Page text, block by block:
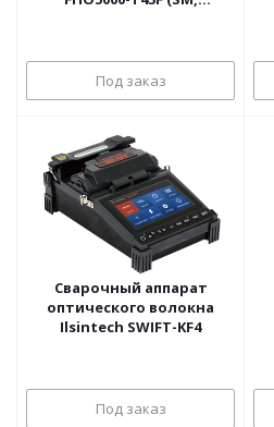
Под заказ
Сварочный аппарат
оптического волокна
Ilsintech SWIFT-KF4
Под заказ